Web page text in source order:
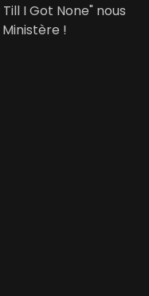
I Got None" nous
!